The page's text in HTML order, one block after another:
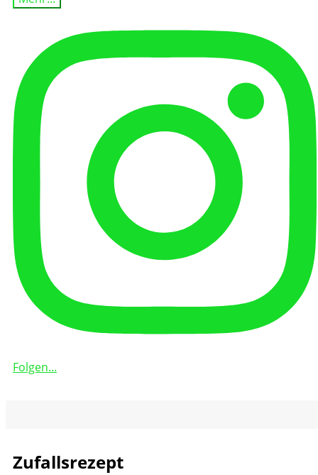
Folgen...
Zufallsrezept